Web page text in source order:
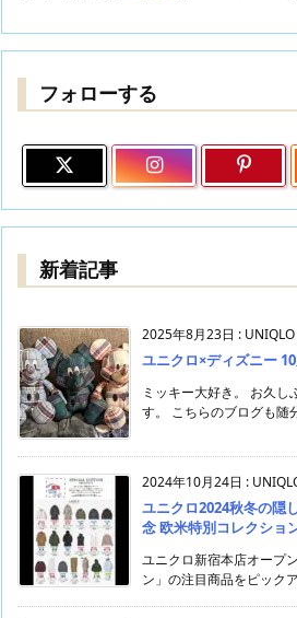
フォローする
新着記事
2025年8月23日 :
ユニクロ×ディズニー
ミッキー大好き。 お久
す。 こちらのブログも随
2024年10月24日 :
ユニクロ2024秋冬の隠
念 欧米特別コレクショ
ユニクロ新宿本店オープ
ン」の注目商品をピック